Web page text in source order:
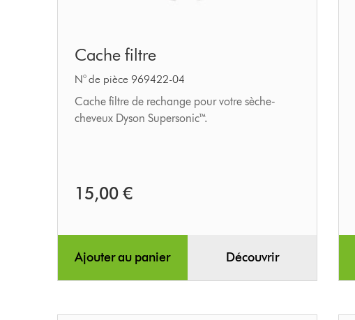
filtre
Cache filtre
N° de pièce 969422-04
Cache filtre de rechange pour votre sèche-
cheveux Dyson Supersonic™.
15,00 €
Ajouter au panier Découvrir